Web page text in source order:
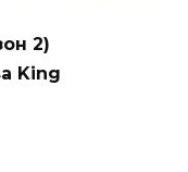
2)
King